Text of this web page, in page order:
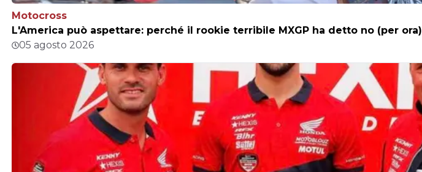
Motocross
L'America può aspettare: perché il rookie terribile MXGP ha detto no (per ora)
05 agosto 2026